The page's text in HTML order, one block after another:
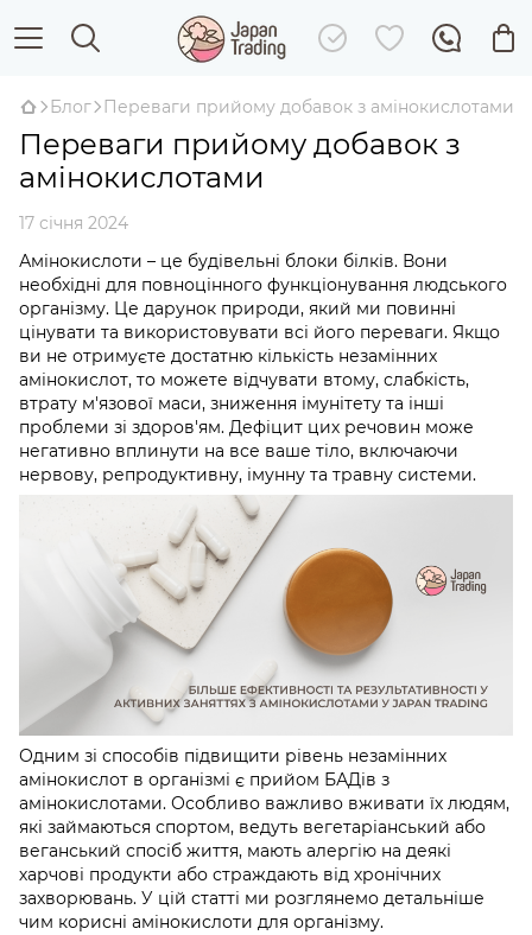
Блог Переваги прийому добавок з амінокислотами
Переваги прийому добавок з
амінокислотами
17 січня 2024
Амінокислоти – це будівельні блоки білків. Вони
необхідні для повноцінного функціонування людського
організму. Це дарунок природи, який ми повинні
цінувати та використовувати всі його переваги. Якщо
ви не отримуєте достатню кількість незамінних
амінокислот, то можете відчувати втому, слабкість,
втрату м'язової маси, зниження імунітету та інші
проблеми зі здоров'ям. Дефіцит цих речовин може
негативно вплинути на все ваше тіло, включаючи
нервову, репродуктивну, імунну та травну системи.
Одним зі способів підвищити рівень незамінних
амінокислот в організмі є прийом БАДів з
амінокислотами. Особливо важливо вживати їх людям,
які займаються спортом, ведуть вегетаріанський або
веганський спосіб життя, мають алергію на деякі
харчові продукти або страждають від хронічних
захворювань. У цій статті ми розглянемо детальніше
чим корисні амінокислоти для організму.